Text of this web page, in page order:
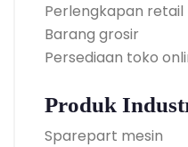
Perlengkapan retail
Barang grosir
Persediaan toko
Produk
Sparepart mesin